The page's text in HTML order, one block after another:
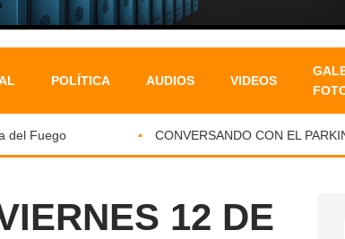
POLÍTICA AUDIOS VIDEOS
Fuego CONVERSANDO CON EL
12 DE